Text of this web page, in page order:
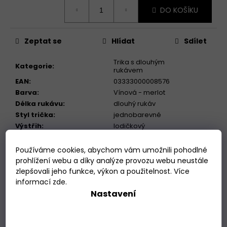
Používáme cookies, abychom vám umožnili pohodlné
prohlížení webu a díky analýze provozu webu neustále
zlepšovali jeho funkce, výkon a použitelnost. Více
informací zde.
Nastavení
DO KOŠÍKU
Kategorie:
Trika s dlouhým
rukávem
EAN:
03333000008576
Barva:
Vínová - merlot
Délka rukávu:
dlouhý rukáv
Styl trička:
jednobarevné
Výstřih: lodičkový
? Střih:
rovný nebo áčkový,
vyberte si!
? Výstřih: lodičkový
? Délka:
prodloužená
Zeptat se Hlídat Sdílet